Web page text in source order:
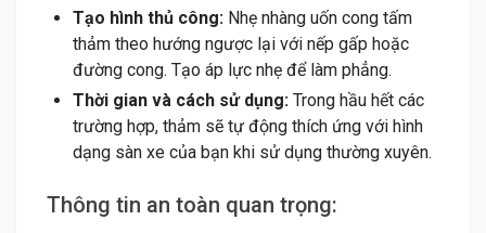
Tạo hình thủ công: Nhẹ nhàng uốn cong tấm
thảm theo hướng ngược lại với nếp gấp hoặc
đường cong. Tạo áp lực nhẹ để làm phẳng.
Thời gian và cách sử dụng: Trong hầu hết các
trường hợp, thảm sẽ tự động thích ứng với hình
dạng sàn xe của bạn khi sử dụng thường xuyên.
Thông tin an toàn quan trọng: